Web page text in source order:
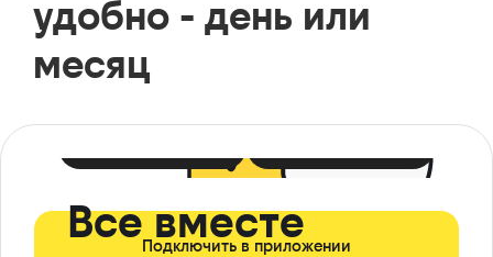
удобно - день или
месяц
Все вместе
Подключить в приложении